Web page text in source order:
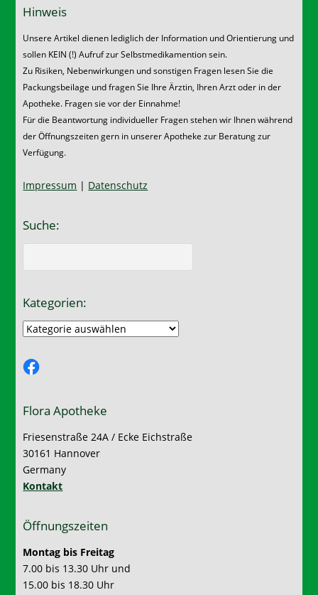
Hinweis
Unsere Artikel dienen lediglich der Information und Orientierung und
sollen KEIN (!) Aufruf zur Selbstmedikamention sein.
Zu Risiken, Nebenwirkungen und sonstigen Fragen lesen Sie die
Packungsbeilage und fragen Sie Ihre Ärztin, Ihren Arzt oder in der
Apotheke. Fragen sie vor der Einnahme!
Für die Beantwortung individueller Fragen stehen wir Ihnen während
der Öffnungszeiten gern in unserer Apotheke zur Beratung zur
Verfügung.
Impressum | Datenschutz
Suche:
Kategorien:
Kategorien:
Facebook
Flora Apotheke
Friesenstraße 24A / Ecke Eichstraße
30161 Hannover
Germany
Kontakt
Öffnungszeiten
Montag bis Freitag
7.00 bis 13.30 Uhr und
15.00 bis 18.30 Uhr